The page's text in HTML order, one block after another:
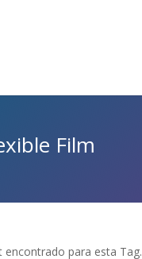
Film
encontrado para esta Tag.